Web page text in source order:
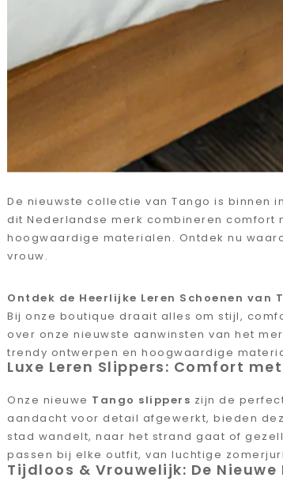
De nieuwste collectie van Tango is binnen
dit Nederlandse merk combineren comfort
hoogwaardige materialen. Ontdek nu
vrouw.
Ontdek de Heerlijke Leren Schoenen van
Bij onze boutique draait alles om stijl,
over onze nieuwste aanwinsten van het
trendy ontwerpen en hoogwaardige
Luxe Leren Slippers: Comfort
Onze nieuwe Tango slippers zijn de
aandacht voor detail afgewerkt, bieden
stad wandelt, naar het strand gaat of
passen bij elke outfit, van luchtige
Tijdloos & Vrouwelijk: De Nieuwe